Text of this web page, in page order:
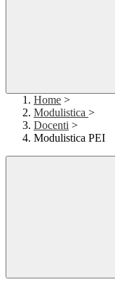
Home >
Modulistica >
Docenti >
Modulistica PEI